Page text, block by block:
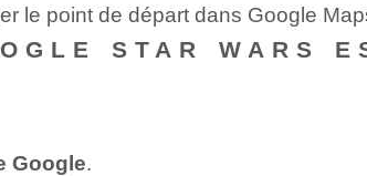
le point de départ dans Google
STAR WARS
Google.